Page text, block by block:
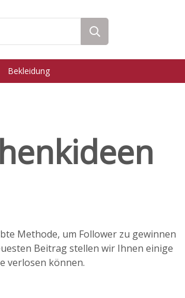
Bekleidung
Methode, um Follower zu gewinnen
Beitrag stellen wir Ihnen einige
verlosen können.